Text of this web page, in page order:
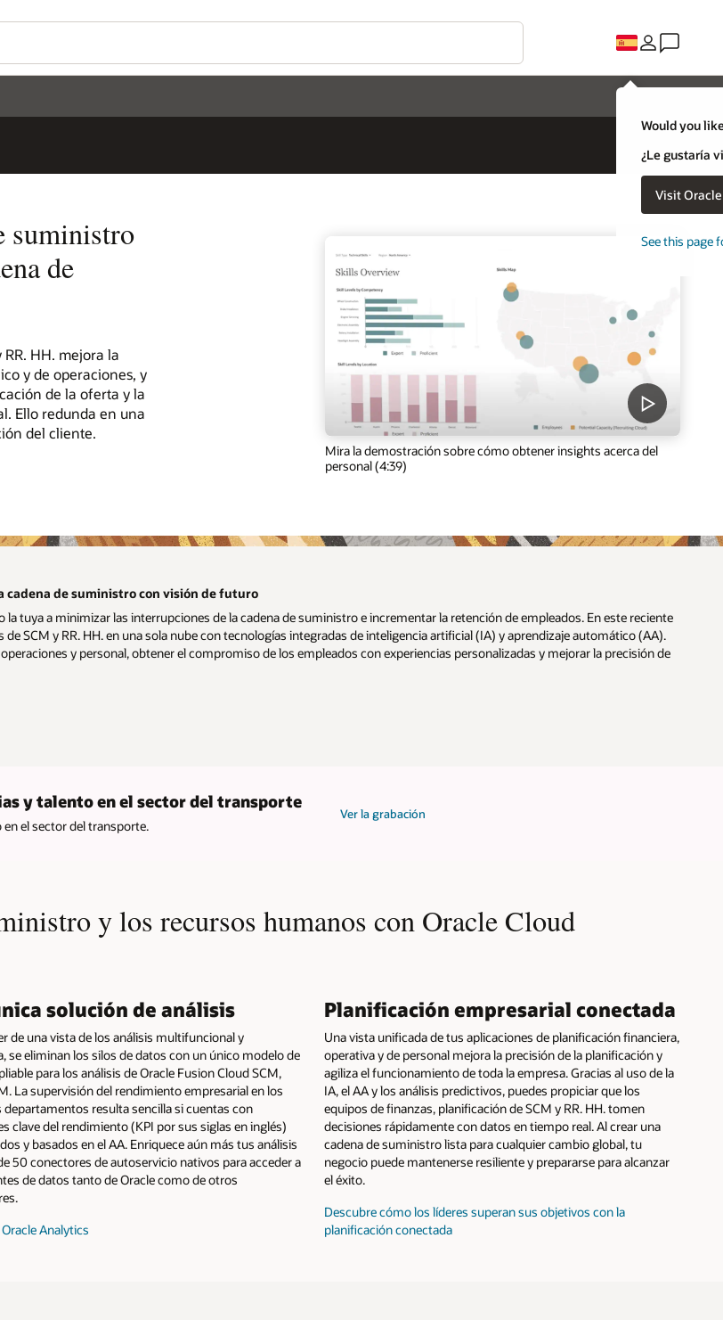
Would you
¿Le gustaría
Visit
See this page
suministro
de
HH. mejora la
y de operaciones, y
de la oferta y la
Ello redunda en una
del cliente.
Mira la demostración sobre cómo obtener insights acerca del
personal (4:39)
cadena de suministro con visión de futuro
tuya a minimizar las interrupciones de la cadena de suministro e incrementar la retención de empleados. En este reciente
SCM y RR. HH. en una sola nube con tecnologías integradas de inteligencia artificial (IA) y aprendizaje automático (AA).
y personal, obtener el compromiso de los empleados con experiencias personalizadas y mejorar la precisión de
y talento en el sector del transporte
el sector del transporte.
Ver la grabación
y los recursos humanos con Oracle Cloud
solución de análisis
de una vista de los análisis multifuncional y
se eliminan los silos de datos con un único modelo de
para los análisis de Oracle Fusion Cloud SCM,
La supervisión del rendimiento empresarial en los
departamentos resulta sencilla si cuentas con
clave del rendimiento (KPI por sus siglas en inglés)
y basados en el AA. Enriquece aún más tus análisis
50 conectores de autoservicio nativos para acceder a
de datos tanto de Oracle como de otros
Analytics
Planificación empresarial conectada
Una vista unificada de tus aplicaciones de planificación financiera,
operativa y de personal mejora la precisión de la planificación y
agiliza el funcionamiento de toda la empresa. Gracias al uso de la
IA, el AA y los análisis predictivos, puedes propiciar que los
equipos de finanzas, planificación de SCM y RR. HH. tomen
decisiones rápidamente con datos en tiempo real. Al crear una
cadena de suministro lista para cualquier cambio global, tu
negocio puede mantenerse resiliente y prepararse para alcanzar
el éxito.
Descubre cómo los líderes superan sus objetivos con la
planificación conectada